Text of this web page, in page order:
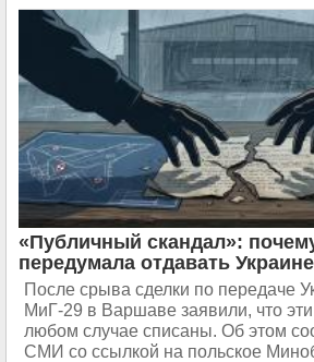
«Публичный скандал»:
передумала отдавать
После срыва сделки по передаче
МиГ-29 в Варшаве заявили, что
любом случае списаны. Об этом
СМИ со ссылкой на польское